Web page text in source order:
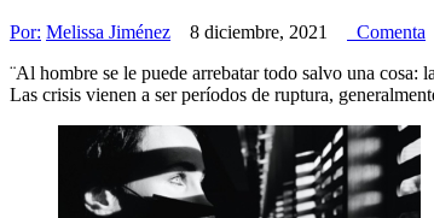
Por: Melissa Jiménez 8 diciembre, 2021
Comenta
¨Al hombre se le puede arrebatar todo salvo una
Las crisis vienen a ser períodos de ruptura,